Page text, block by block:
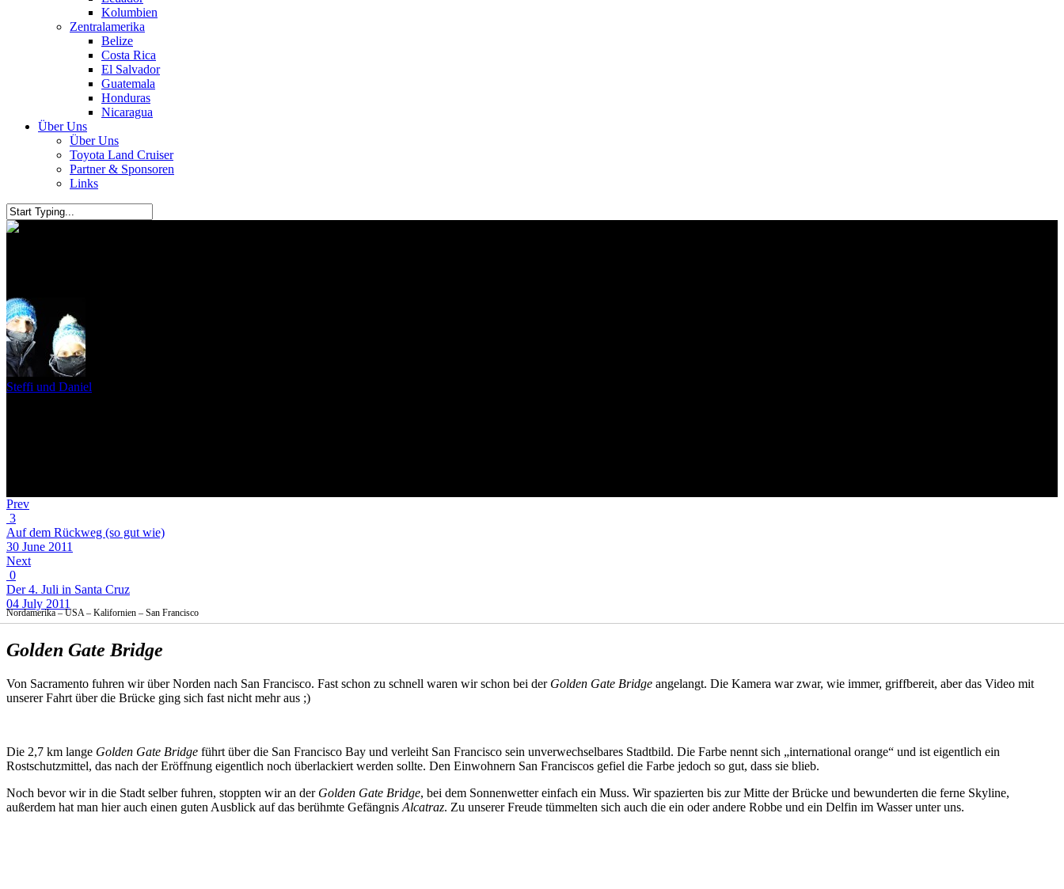
Kolumbien
Zentralamerika
Belize
Costa Rica
El Salvador
Guatemala
Honduras
Nicaragua
Über Uns
Über Uns
Toyota Land Cruiser
Partner & Sponsoren
Links
Steffi und Daniel
Prev
3
Auf dem Rückweg (so gut wie)
30 June 2011
Next
0
Der 4. Juli in Santa Cruz
04 July 2011
Nordamerika – USA – Kalifornien – San Francisco
Golden Gate Bridge
Von Sacramento fuhren wir über Norden nach San Francisco. Fast schon zu schnell waren wir schon bei der Golden Gate Bridge angelangt. Die Kamera war zwar, wie immer, griffbereit, aber das Video mit
unserer Fahrt über die Brücke ging sich fast nicht mehr aus ;)
Die 2,7 km lange Golden Gate Bridge führt über die San Francisco Bay und verleiht San Francisco sein unverwechselbares Stadtbild. Die Farbe nennt sich „international orange“ und ist eigentlich ein
Rostschutzmittel, das nach der Eröffnung eigentlich noch überlackiert werden sollte. Den Einwohnern San Franciscos gefiel die Farbe jedoch so gut, dass sie blieb.
Noch bevor wir in die Stadt selber fuhren, stoppten wir an der Golden Gate Bridge, bei dem Sonnenwetter einfach ein Muss. Wir spazierten bis zur Mitte der Brücke und bewunderten die ferne Skyline,
außerdem hat man hier auch einen guten Ausblick auf das berühmte Gefängnis Alcatraz. Zu unserer Freude tümmelten sich auch die ein oder andere Robbe und ein Delfin im Wasser unter uns.